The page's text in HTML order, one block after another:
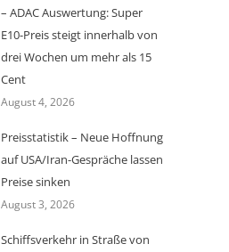
– ADAC Auswertung: Super
E10-Preis steigt innerhalb von
drei Wochen um mehr als 15
Cent
August 4, 2026
Preisstatistik – Neue Hoffnung
auf USA/Iran-Gespräche lassen
Preise sinken
August 3, 2026
Schiffsverkehr in Straße von